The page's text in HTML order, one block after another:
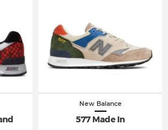
New Balance
577 Made In